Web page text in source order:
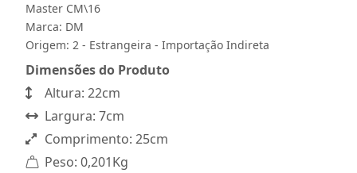
Master CM\16
Marca: DM
Origem: 2 - Estrangeira - Importação Indireta
Dimensões do Produto
Altura: 22cm
Largura: 7cm
Comprimento: 25cm
Peso: 0,201Kg